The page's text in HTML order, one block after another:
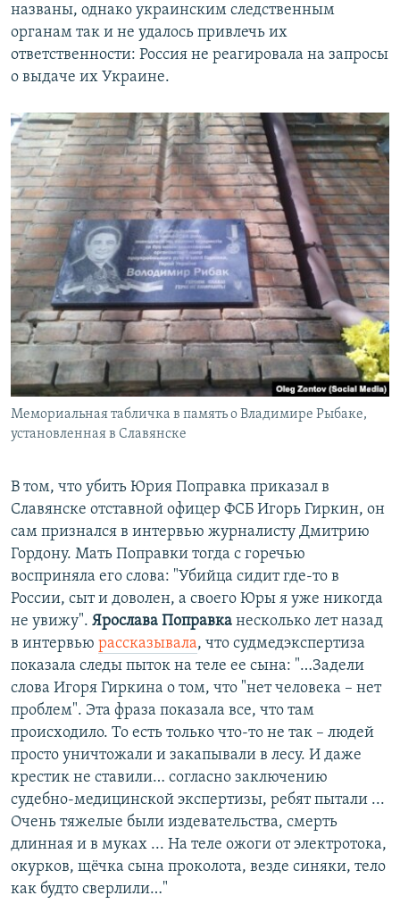
названы, однако украинским следственным
органам так и не удалось привлечь их
ответственности: Россия не реагировала на запросы
о выдаче их Украине.
Мемориальная табличка в память о Владимире Рыбаке,
установленная в Славянске
В том, что убить Юрия Поправка приказал в
Славянске отставной офицер ФСБ Игорь Гиркин, он
сам признался в интервью журналисту Дмитрию
Гордону. Мать Поправки тогда с горечью
восприняла его слова: "Убийца сидит где-то в
России, сыт и доволен, а своего Юры я уже никогда
не увижу". Ярослава Поправка несколько лет назад
в интервью рассказывала, что судмедэкспертиза
показала следы пыток на теле ее сына: "…Задели
слова Игоря Гиркина о том, что "нет человека – нет
проблем". Эта фраза показала все, что там
происходило. То есть только что-то не так – людей
просто уничтожали и закапывали в лесу. И даже
крестик не ставили… согласно заключению
судебно-медицинской экспертизы, ребят пытали ...
Очень тяжелые были издевательства, смерть
длинная и в муках ... На теле ожоги от электротока,
окурков, щёчка сына проколота, везде синяки, тело
как будто сверлили…"